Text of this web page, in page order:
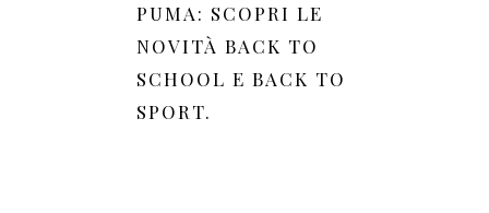
PUMA: SCOPRI LE
NOVITÀ BACK TO
SCHOOL E BACK TO
SPORT.